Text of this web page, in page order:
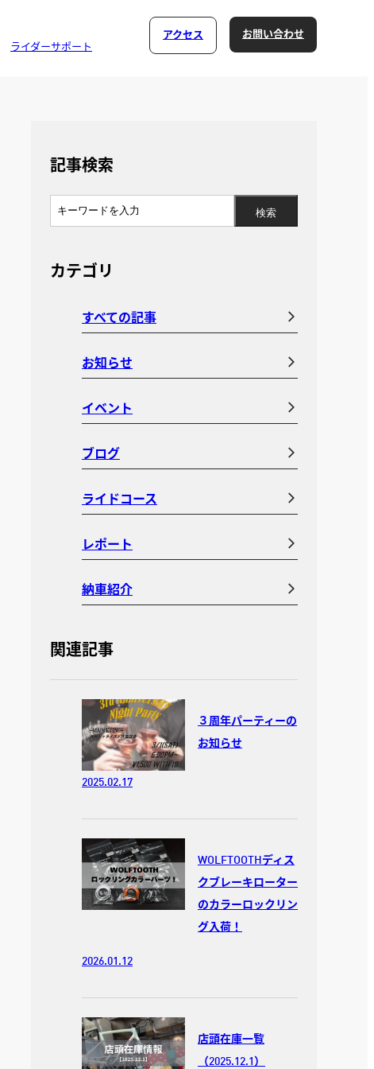
ライダーサポート
アクセス お問い合わせ
記事検索
カテゴリ
すべての記事
お知らせ
イベント
ブログ
ライドコース
レポート
納車紹介
関連記事
３周年パーティーの
お知らせ
2025.02.17
WOLFTOOTHディス
クブレーキローター
のカラーロックリン
グ入荷！
2026.01.12
店頭在庫一覧
（2025.12.1）